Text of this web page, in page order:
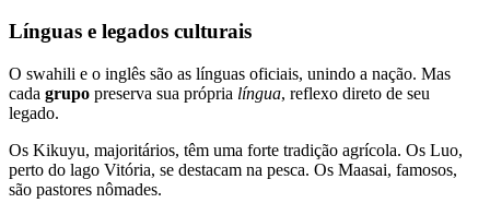
Línguas e legados culturais
O swahili e o inglês são as línguas oficiais, unindo a nação. Mas
cada grupo preserva sua própria língua, reflexo direto de seu
legado.
Os Kikuyu, majoritários, têm uma forte tradição agrícola. Os Luo,
perto do lago Vitória, se destacam na pesca. Os Maasai, famosos,
são pastores nômades.